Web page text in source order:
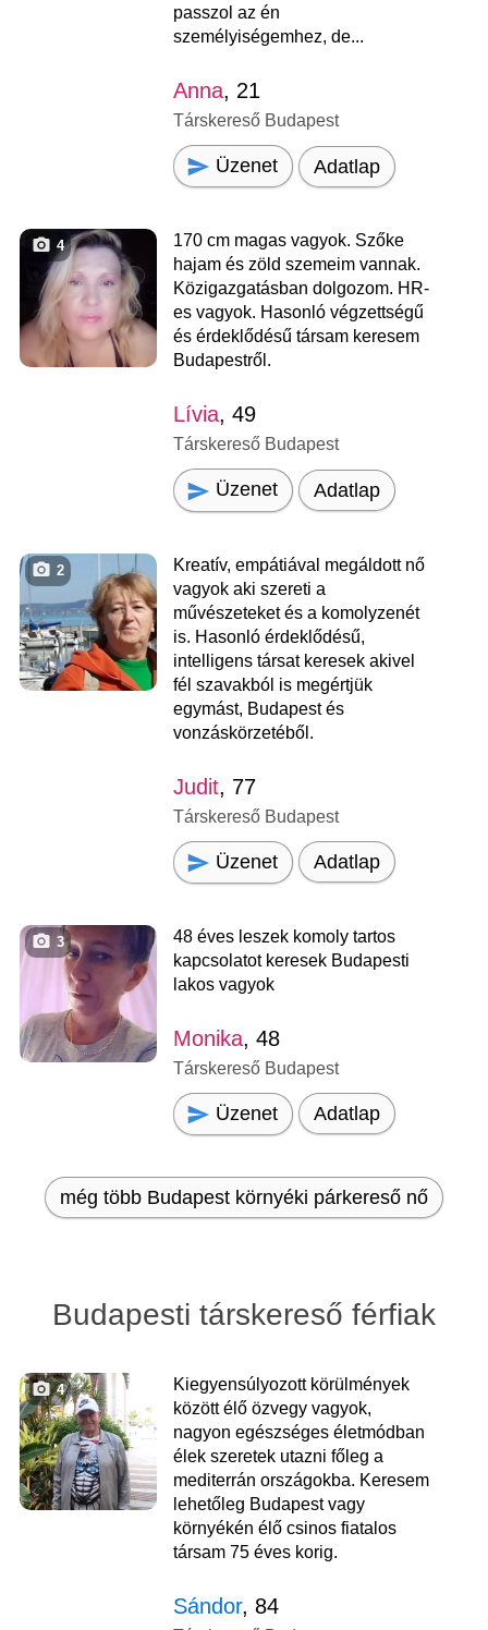
passzol az én
személyiségemhez, de...
Anna, 21
Társkereső Budapest
Üzenet Adatlap
4
170 cm magas vagyok. Szőke
hajam és zöld szemeim vannak.
Közigazgatásban dolgozom. HR-
es vagyok. Hasonló végzettségű
és érdeklődésű társam keresem
Budapestről.
Lívia, 49
Társkereső Budapest
Üzenet Adatlap
2
Kreatív, empátiával megáldott nő
vagyok aki szereti a
művészeteket és a komolyzenét
is. Hasonló érdeklődésű,
intelligens társat keresek akivel
fél szavakból is megértjük
egymást, Budapest és
vonzáskörzetéből.
Judit, 77
Társkereső Budapest
Üzenet Adatlap
3
48 éves leszek komoly tartos
kapcsolatot keresek Budapesti
lakos vagyok
Monika, 48
Társkereső Budapest
Üzenet Adatlap
még több Budapest környéki párkereső nő
Budapesti társkereső férfiak
4
Kiegyensúlyozott körülmények
között élő özvegy vagyok,
nagyon egészséges életmódban
élek szeretek utazni főleg a
mediterrán országokba. Keresem
lehetőleg Budapest vagy
környékén élő csinos fiatalos
társam 75 éves korig.
Sándor, 84